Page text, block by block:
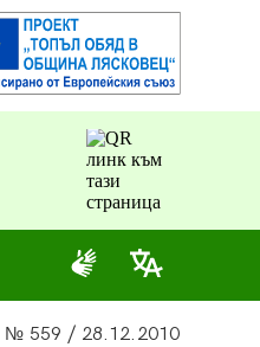
№ 559 / 28.12.2010